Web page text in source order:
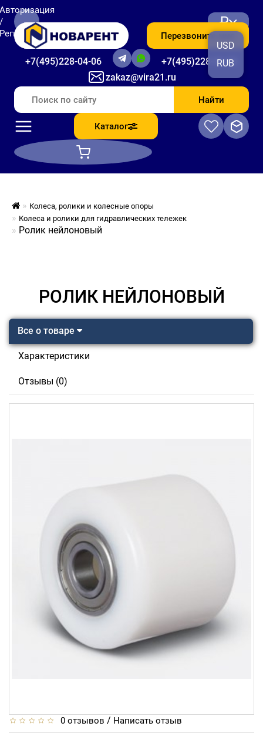
zakaz@vira21.ru
+7(495)228-04-06 +7(495)228-06-56
Перезвоните мне
₽
USD
RUB
Найти
Каталог
Колеса, ролики и колесные опоры
Колеса и ролики для гидравлических тележек
Ролик нейлоновый
РОЛИК НЕЙЛОНОВЫЙ
Все о товаре
Характеристики
Отзывы (0)
0 отзывов / Написать отзыв